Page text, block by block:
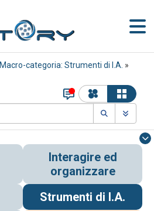
Macro-categoria: Strumenti di I.A. »
Interagire ed
organizzare
Strumenti di I.A.